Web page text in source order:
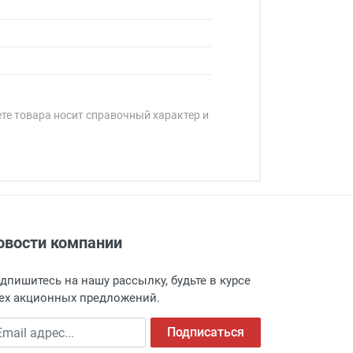
товара носит справочный характер и
г. Москва, Переведеновский
о поступлении товара.
пункт выдачи, чтобы избежать
компании
на нашу рассылку, будьте в курсе
акционных предложений.
адрес Подписаться